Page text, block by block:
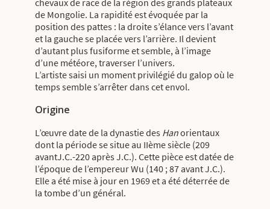
chevaux de race de la région des grands plateaux
de Mongolie. La rapidité est évoquée par la
position des pattes : la droite s’élance vers l’avant
et la gauche se placée vers l’arrière. Il devient
d’autant plus fusiforme et semble, à l’image
d’une météore, traverser l’univers.
L’artiste saisi un moment privilégié du galop où le
temps semble s’arrêter dans cet envol.
Origine
L’œuvre date de la dynastie des Hanorientaux
dont la période se situe au IIème siècle (209
avantJ.C.-220 après J.C.). Cette pièce est datée de
l’époque de l’empereur Wu (140 ; 87 avant J.C.).
Elle a été mise à jour en 1969 et a été déterrée de
la tombe d’un général.